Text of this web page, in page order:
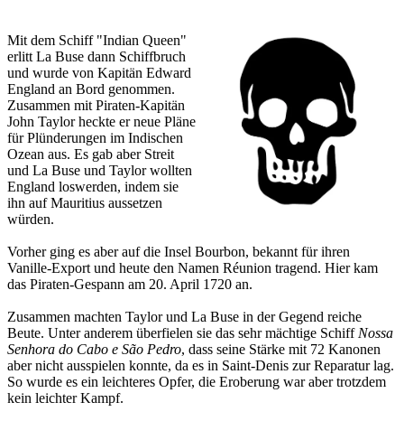
Mit dem Schiff "Indian Queen"
erlitt La Buse dann Schiffbruch
und wurde von Kapitän Edward
England an Bord genommen.
Zusammen mit Piraten-Kapitän
John Taylor heckte er neue Pläne
für Plünderungen im Indischen
Ozean aus. Es gab aber Streit
und La Buse und Taylor wollten
England loswerden, indem sie
ihn auf Mauritius aussetzen
würden.
Vorher ging es aber auf die Insel Bourbon, bekannt für ihren
Vanille-Export und heute den Namen Réunion tragend. Hier kam
das Piraten-Gespann am 20. April 1720 an.
Zusammen machten Taylor und La Buse in der Gegend reiche
Beute. Unter anderem überfielen sie das sehr mächtige Schiff Nossa
Senhora do Cabo e São Pedro, dass seine Stärke mit 72 Kanonen
aber nicht ausspielen konnte, da es in Saint-Denis zur Reparatur lag.
So wurde es ein leichteres Opfer, die Eroberung war aber trotzdem
kein leichter Kampf.